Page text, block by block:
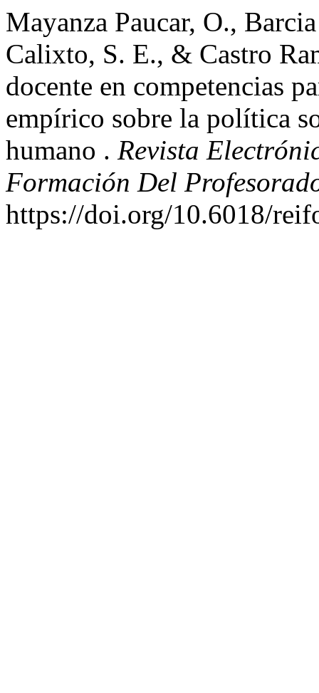
Mayanza Paucar, O.,
Calixto, S. E., & Castro
docente en competencias
empírico sobre la política
humano . Revista
Formación Del
https://doi.org/10.6018/